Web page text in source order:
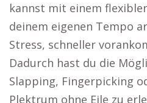
kannst mit einem
deinem eigenen Tempo
Stress, schneller
Dadurch hast du die
Slapping, Fingerpicking
Plektrum ohne Eile zu